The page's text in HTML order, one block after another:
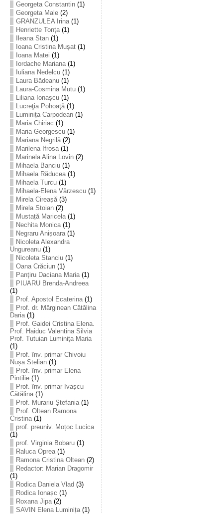
Georgeta Constantin(1)
Georgeta Male(2)
GRANZULEA Irina(1)
Henriette Tonţa(1)
Ileana Stan(1)
Ioana Cristina Mușat(1)
Ioana Matei (1)
Iordache Mariana(1)
Iuliana Nedelcu(1)
Laura Bădeanu(1)
Laura-Cosmina Mutu(1)
Liliana Ionașcu(1)
Lucreţia Pohoaţă(1)
Luminița Carpodean(1)
Maria Chiriac (1)
Maria Georgescu(1)
Mariana Negrilă(2)
Marilena Ifrosa(1)
Marinela Alina Lovin(2)
Mihaela Banciu(1)
Mihaela Răducea(1)
Mihaela Turcu(1)
Mihaela-Elena Vărzescu(1)
Mirela Cireașă(3)
Mirela Stoian(2)
Mustață Maricela(1)
Nechita Monica(1)
Negraru Anișoara(1)
Nicoleta Alexandra
Ungureanu(1)
Nicoleta Stanciu(1)
Oana Crăciun(1)
Panțiru Daciana Maria(1)
PIUARU Brenda-Andreea
(1)
Prof. Apostol Ecaterina(1)
Prof. dr. Mărginean Cătălina
Daria(1)
Prof. Gaidei Cristina Elena.
Prof. Haiduc Valentina Silvia
Prof. Tutuian Luminița Maria
(1)
Prof. înv. primar Chivoiu
Nușa Stelian(1)
Prof. înv. primar Elena
Pintilie(1)
Prof. înv. primar Ivașcu
Cătălina(1)
Prof. Murariu Ștefania(1)
Prof. Oltean Ramona
Cristina(1)
prof. preuniv. Moțoc Lucica
(1)
prof. Virginia Bobaru(1)
Raluca Oprea(1)
Ramona Cristina Oltean(2)
Redactor: Marian Dragomir
(1)
Rodica Daniela Vlad (3)
Rodica Ionașc (1)
Roxana Jipa(2)
SAVIN Elena Luminița(1)